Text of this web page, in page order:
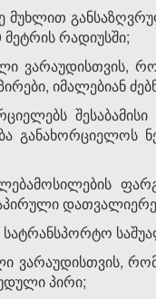
ე მუხლით
მეტრის რადიუსში;
იმალებიან
სატრანსპორტო
ვარაუდისთვის,
პირი;